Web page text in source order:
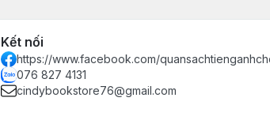
Kết nối
https://www.facebook.com/
076 827 4131
cindybookstore76@gmail.com